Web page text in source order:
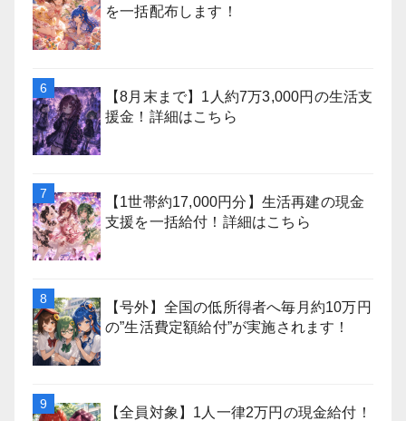
を一括配布します！
【8月末まで】1人約7万3,000円の生活支
援金！詳細はこちら
【1世帯約17,000円分】生活再建の現金
支援を一括給付！詳細はこちら
【号外】全国の低所得者へ毎月約10万円
の”生活費定額給付”が実施されます！
【全員対象】1人一律2万円の現金給付！